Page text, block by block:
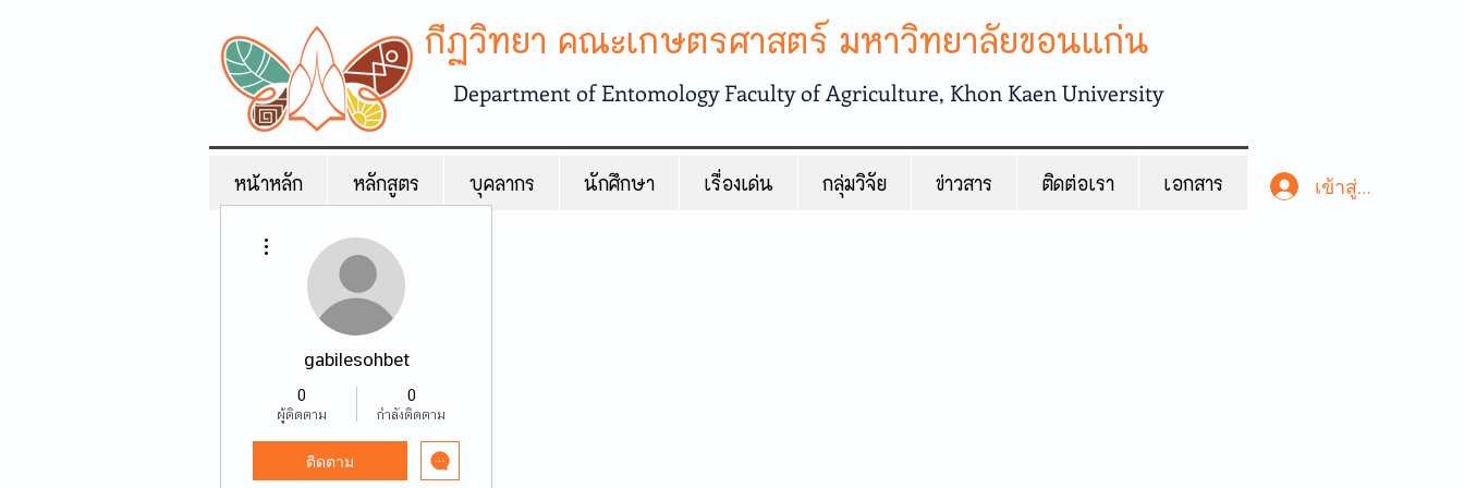
กีฏวิทยา คณะเกษตรศาสตร์ มหาวิทยาลัยขอนแก่น
Department of Entomology Faculty of Agriculture, Khon Kaen University
หน้าหลัก หลักสูตร บุคลากร นักศึกษา เรื่องเด่น กลุ่มวิจัย ข่าวสาร ติดต่อเรา เอกสาร เข้าสู่ระบบ
gabilesohbet
0
ผู้ติดตาม
0
กำลังติดตาม
ติดตาม